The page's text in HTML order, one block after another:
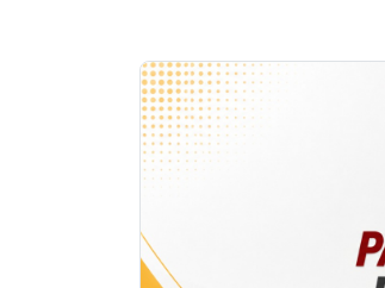
Notícias
em
Destaque